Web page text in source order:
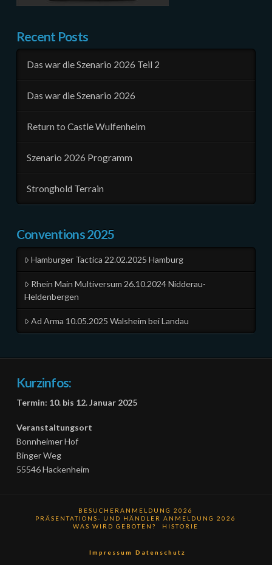
Recent Posts
Das war die Szenario 2026 Teil 2
Das war die Szenario 2026
Return to Castle Wulfenheim
Szenario 2026 Programm
Stronghold Terrain
Conventions 2025
Hamburger Tactica 22.02.2025 Hamburg
Rhein Main Multiversum 26.10.2024 Nidderau-
Heldenbergen
Ad Arma 10.05.2025 Walsheim bei Landau
Kurzinfos:
Termin: 10. bis 12. Januar 2025
Veranstaltungsort
Bonnheimer Hof
Binger Weg
55546 Hackenheim
BESUCHERANMELDUNG 2026
PRÄSENTATIONS- UND HÄNDLER ANMELDUNG 2026
WAS WIRD GEBOTEN?
HISTORIE
Impressum Datenschutz